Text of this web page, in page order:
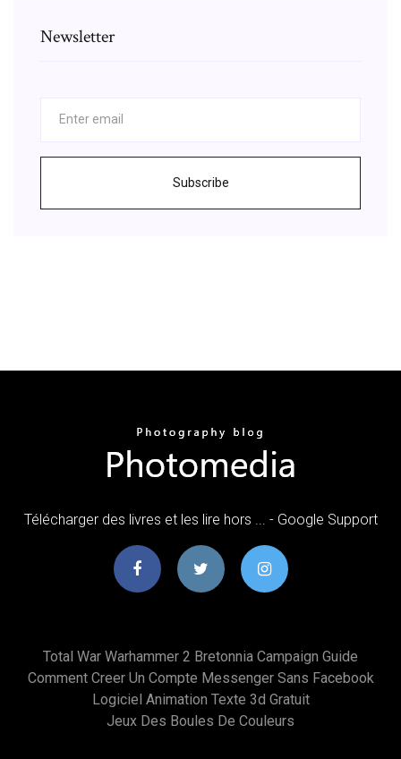
Newsletter
Subscribe
Télécharger des livres et les lire hors ... - Google Support
Total War Warhammer 2 Bretonnia Campaign Guide
Comment Creer Un Compte Messenger Sans Facebook
Logiciel Animation Texte 3d Gratuit
Jeux Des Boules De Couleurs